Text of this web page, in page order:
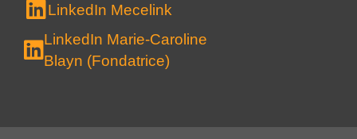
LinkedIn Mecelink
LinkedIn Marie-Caroline
Blayn (Fondatrice)